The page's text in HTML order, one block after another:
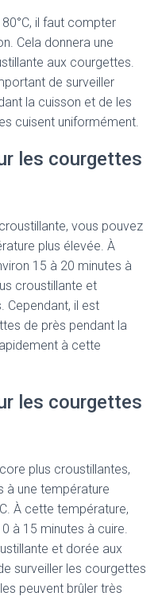
il faut compter
Cela donnera une
aux courgettes.
de surveiller
la cuisson et de les
cuisent uniformément.
les courgettes
vous pouvez
plus élevée. À
15 à 20 minutes à
croustillante et
Cependant, il est
de près pendant la
à cette
les courgettes
plus croustillantes,
à une température
À cette température,
à 15 minutes à cuire.
et dorée aux
surveiller les courgettes
peuvent brûler très